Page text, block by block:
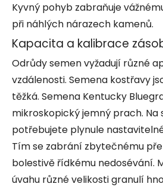
Kyvný pohyb zabraňuje
při náhlých nárazech kamenů.
Kapacita a kalibrace
Odrůdy semen vyžadují různé
vzdálenosti. Semena kostřavy
těžká. Semena Kentucky
mikroskopický jemný prach. Na
potřebujete plynule
Tím se zabrání zbytečnému
bolestivě řídkému nedosévání.
úvahu různé velikosti granulí